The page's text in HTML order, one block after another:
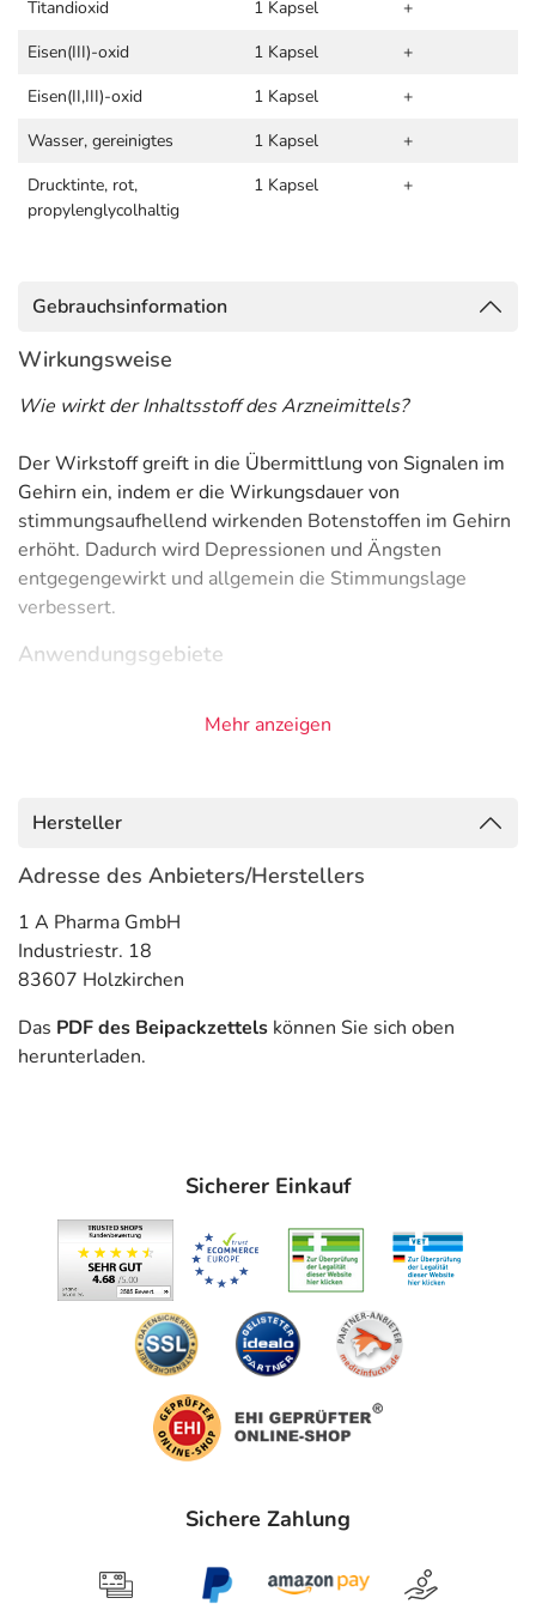
Titandioxid 1 Kapsel
+
Eisen(III)-oxid
1 Kapsel
+
Eisen(II,III)-oxid
1 Kapsel
+
Wasser, gereinigtes
1 Kapsel
+
Drucktinte, rot,
propylenglycolhaltig
1 Kapsel +
Gebrauchsinformation
Wirkungsweise
Wie wirkt der Inhaltsstoff des Arzneimittels?
Der Wirkstoff greift in die Übermittlung von Signalen im
Gehirn ein, indem er die Wirkungsdauer von
stimmungsaufhellend wirkenden Botenstoffen im Gehirn
erhöht. Dadurch wird Depressionen und Ängsten
entgegengewirkt und allgemein die Stimmungslage
verbessert.
Anwendungsgebiete
- Angststörung, bei sozialen Kontakten
- Panikzustände
Gegenanzeigen
Was spricht gegen eine Anwendung?
Immer:
- Überempfindlichkeit gegen die Inhaltsstoffe
- Herzerkrankungen, wie z.B.:
- Erregungsleitungsstörungen am Herzen
- Angina pectoris
- Herzinfarkt, der erst kurze Zeit zurückliegt
- Neigung zu Krampfanfällen, wie bei:
- Manie in der Vorgeschichte
- Aggressives Verhalten auch in der Vorgeschichte
- Eingeschränkte Nierenfunktion
- Prostatavergrößerung
- Diabetes mellitus (Zuckerkrankheit)
- Engwinkelglaukom
Mehr anzeigen
Hersteller
Adresse des Anbieters/Herstellers
1 A Pharma GmbH
Industriestr. 18
83607 Holzkirchen
Das PDF des Beipackzettels können Sie sich oben
herunterladen.
Sicherer Einkauf
Sichere Zahlung